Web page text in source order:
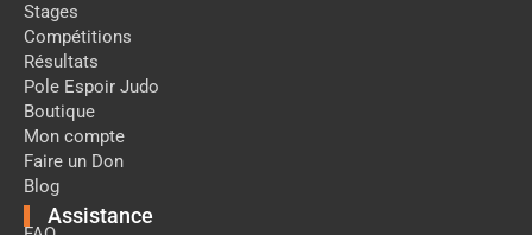
Stages
Compétitions
Résultats
Pole Espoir Judo
Boutique
Mon compte
Faire un Don
Blog
Assistance